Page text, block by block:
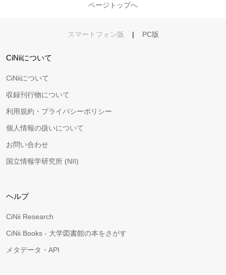
ページトップへ
スマートフォン版 | PC版
CiNiiについて
CiNiiについて
収録刊行物について
利用規約・プライバシーポリシー
個人情報の扱いについて
お問い合わせ
国立情報学研究所 (NII)
ヘルプ
CiNii Research
CiNii Books - 大学図書館の本をさがす
メタデータ・API